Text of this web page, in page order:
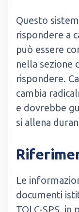
Questo
rispondere a
può essere
nella sezione
rispondere.
cambia
e dovrebbe
si allena
Le
documenti
TOLC-SPS,